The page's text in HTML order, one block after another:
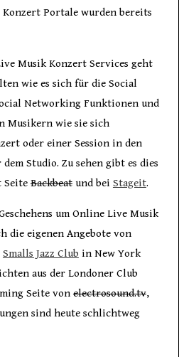
Konzert Portale wurden bereits
Musik Konzert Services geht
wie es sich für die Social
Networking Funktionen und
Musikern wie sie sich
oder einer Session in den
Studio. Zu sehen gibt es dies
Seite Backbeatund bei Stageit.
um Online Live Musik
die eigenen Angebote von
Smalls Jazz Club in New York
aus der Londoner Club
Seite von electrosound.tv,
sind heute schlichtweg